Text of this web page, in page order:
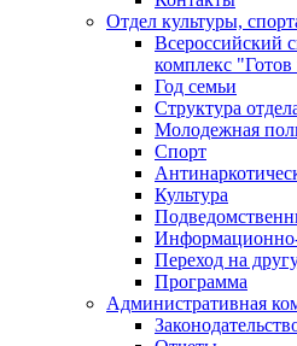
Отдел культуры,
Всероссийский
комплекс
Год семьи
Структура
Молодежная
Спорт
Культура
Переход на
Программа
Административная